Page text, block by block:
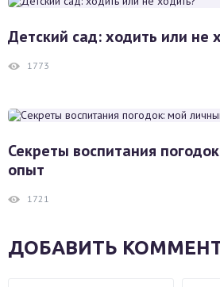
Детский сад: ходить или не
1773
Секреты воспитания
опыт
1721
ДОБАВИТЬ